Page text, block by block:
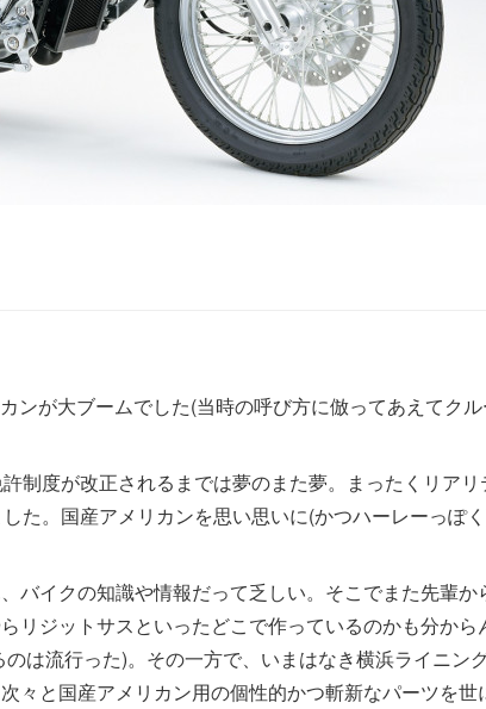
ンが大ブームでした(当時の呼び方に倣ってあえてク
制度が改正されるまでは夢のまた夢。まったくリアリ
た。国産アメリカンを思い思いに(かつハーレーっぽ
バイクの知識や情報だって乏しい。そこでまた先輩か
リジットサスといったどこで作っているのかも分から
は流行った)。その一方で、いまはなき横浜ライニン
々と国産アメリカン用の個性的かつ斬新なパーツを世